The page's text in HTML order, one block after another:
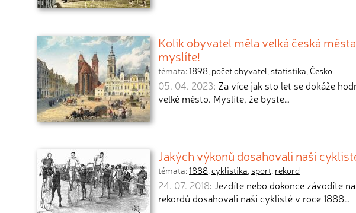
Kolik obyvatel měla velká česká
myslíte!
témata:1898, počet obyvatel, statistika,Česko
05. 04. 2023: Za více jak sto let se dokáže
velké město. Myslíte, že byste…
Jakých výkonů dosahovali naši
témata:1888,cyklistika, sport, rekord
24. 07. 2018: Jezdíte nebo dokonce závodíte
rekordů dosahovali naši cyklisté v roce 1888…